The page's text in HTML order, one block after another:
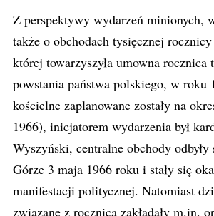
Z perspektywy wydarzeń minionych,
także o obchodach tysięcznej
której towarzyszyła umowna rocznica
powstania państwa polskiego, w roku
kościelne zaplanowane zostały na
1966), inicjatorem wydarzenia był
Wyszyński, centralne obchody odbyły
Górze 3 maja 1966 roku i stały się
manifestacji politycznej. Natomiast
związane z rocznicą zakładały m.in.